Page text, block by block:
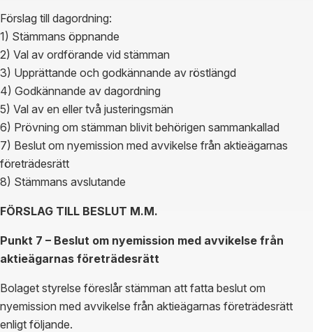
Förslag till dagordning:
1) Stämmans öppnande
2) Val av ordförande vid stämman
3) Upprättande och godkännande av röstlängd
4) Godkännande av dagordning
5) Val av en eller två justeringsmän
6) Prövning om stämman blivit behörigen sammankallad
7) Beslut om nyemission med avvikelse från aktieägarnas
företrädesrätt
8) Stämmans avslutande
FÖRSLAG TILL BESLUT M.M.
Punkt 7 – Beslut om nyemission med avvikelse från
aktieägarnas företrädesrätt
Bolaget styrelse föreslår stämman att fatta beslut om
nyemission med avvikelse från aktieägarnas företrädesrätt
enligt följande.